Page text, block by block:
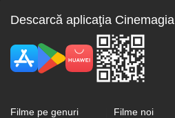
Descarcă aplicaţia Cinemagia
Filme pe genuri Filme noi